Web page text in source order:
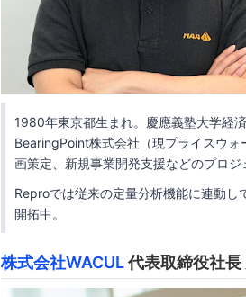
1980年東京都生まれ。慶應義塾大学経済
BearingPoint株式会社（現プライスウ
画策定、新規事業開発支援などのプロ
Reproでは従来の定量分析機能に連動
開拓中。
株式会社WACUL代表取締役社長